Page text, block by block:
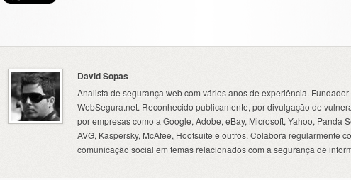
David Sopas
Analista de segurança web com vários anos de experiência. Fundador
WebSegura.net. Reconhecido publicamente, por divulgação de
por empresas como a Google, Adobe, eBay, Microsoft, Yahoo, Panda
AVG, Kaspersky, McAfee, Hootsuite e outros. Colabora regularmente
comunicação social em temas relacionados com a segurança de